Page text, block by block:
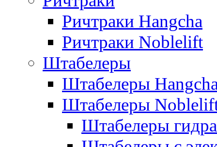
Ричтраки Hangcha
Ричтраки Noblelift
Штабелеры
Штабелеры
Штабелеры
Штабелеры